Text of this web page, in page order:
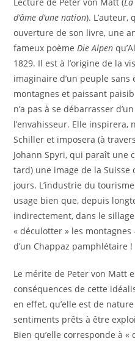
d’âme d’une nation). L’auteur,
ouverture de son livre, une
fameux poèmeDie Alpen
1829. Il est à l’origine de la
imaginaire d’un peuple sans
montagnes et paissant
n’a pas à se débarrasser
l’envahisseur. Elle inspirera,
Schiller et imposera (à
Johann Spyri, qui paraît une
tard) une image de la
jours. L’industrie du
usage bien que, depuis
indirectement, dans le
« déculotter » les
d’un Chappaz pamphlétaire !
Le mérite de Peter von Matt
conséquences de cette
en effet, qu’elle est de
sentiments prêts à être
Bien qu’elle corresponde à